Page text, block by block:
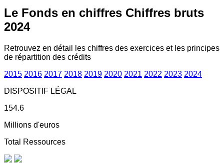
Le Fonds en chiffres Chiffres bruts
2024
Retrouvez en détail les chiffres des exercices et les principes
de répartition des crédits
2015 2016 2017 2018 2019 2020 2021 2022 2023 2024
DISPOSITIF LÉGAL
154.6
Millions d'euros
Total Ressources